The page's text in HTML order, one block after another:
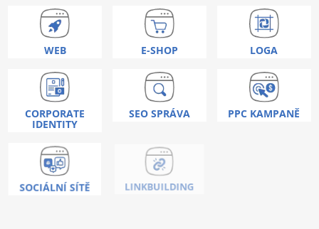
WEB E-SHOP LOGA
CORPORATE
IDENTITY
SEO SPRÁVA PPC KAMPANĚ
SOCIÁLNÍ SÍTĚ LINKBUILDING